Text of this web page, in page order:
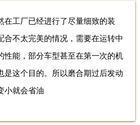
在工厂已经进行了尽量细致的装
合不太完美的情况，需要在运转中
性能，部分车型甚至在第一次的机
是这个目的。所以磨合期过后发动
小就会省油